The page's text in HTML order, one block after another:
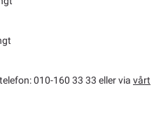
010-160 33 33 eller via vårt